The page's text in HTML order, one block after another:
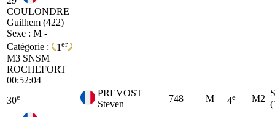
COULONDRE
Guilhem (422)
Sexe : M -
Catégorie :
1 er
M3 SNSM
ROCHEFORT
00:52:04
30e
PREVOST
Steven
748 M 4e M2